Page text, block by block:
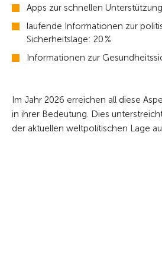
Apps zur schnellen
laufende Informationen zur
Sicherheitslage: 20 %
Informationen zur
Im Jahr 2026 erreichen all diese
in ihrer Bedeutung. Dies
der aktuellen weltpolitischen Lage